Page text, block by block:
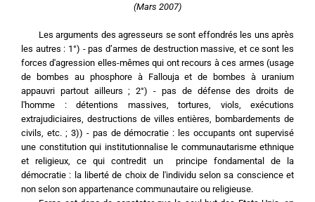
(Mars 2007)
les autres : 1°) - pas d’armes de destruction massive, et ce sont les
forces d'agression elles-mêmes qui ont recours à ces armes (usage
de bombes au phosphore à Fallouja et de bombes à uranium
appauvri partout ailleurs ; 2°) - pas de défense des droits de
l'homme : détentions massives, tortures, viols, exécutions
extrajudiciaires, destructions de villes entières, bombardements de
civils, etc. ; 3)) - pas de démocratie : les occupants ont supervisé
une constitution qui institutionnalise le communautarisme ethnique
et religieux, ce qui contredit un  principe fondamental de la
démocratie : la liberté de choix de l'individu selon sa conscience et
non selon son appartenance communautaire ou religieuse.